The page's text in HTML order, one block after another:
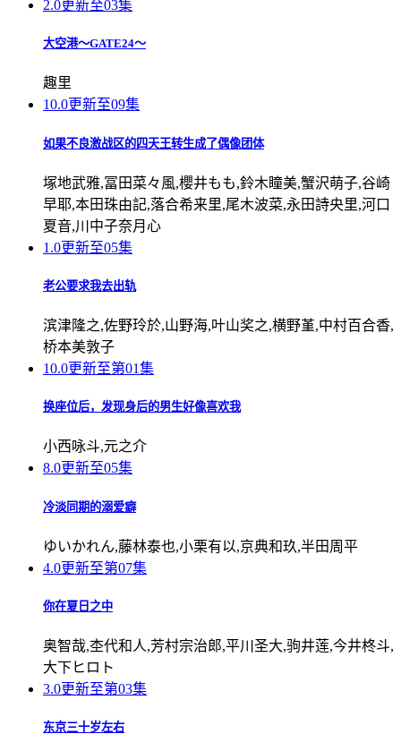
2.0更新至03集
大空港～GATE24～
趣里
10.0更新至09集
如果不良激战区的四天王转生成了偶像团体
塚地武雅,冨田菜々風,櫻井もも,鈴木瞳美,蟹沢萌子,谷崎
早耶,本田珠由記,落合希来里,尾木波菜,永田詩央里,河口
夏音,川中子奈月心
1.0更新至05集
老公要求我去出轨
滨津隆之,佐野玲於,山野海,叶山奖之,横野堇,中村百合香,
桥本美敦子
10.0更新至第01集
换座位后，发现身后的男生好像喜欢我
小西咏斗,元之介
8.0更新至05集
冷淡同期的溺爱癖
ゆいかれん,藤林泰也,小栗有以,京典和玖,半田周平
4.0更新至第07集
你在夏日之中
奥智哉,杢代和人,芳村宗治郎,平川圣大,驹井莲,今井柊斗,
大下ヒロト
3.0更新至第03集
东京三十岁左右